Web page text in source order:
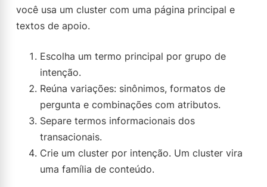
você usa um cluster com uma página principal e
textos de apoio.
Escolha um termo principal por grupo de
intenção.
Reúna variações: sinônimos, formatos de
pergunta e combinações com atributos.
Separe termos informacionais dos
transacionais.
Crie um cluster por intenção. Um cluster vira
uma família de conteúdo.